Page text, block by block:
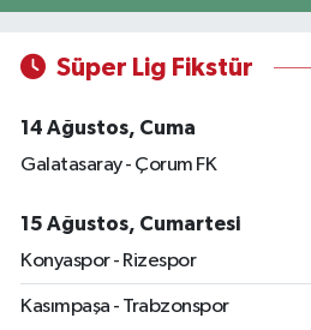
Süper Lig Fikstür
14 Ağustos, Cuma
Galatasaray - Çorum FK
15 Ağustos, Cumartesi
Konyaspor - Rizespor
Kasımpaşa - Trabzonspor